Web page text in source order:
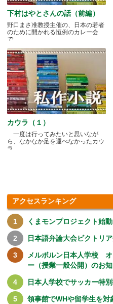
下村はやとさんの話（前編）
野口まさ准教授主催の、日本の若者
のために開かれる恒例のカレー会
で.....
カウラ（１）
一度は行ってみたいと思いなが
ら、なかなか足を運べなかったカウ
ラ.....
アクセスランキング
くまモンプロジェクト始動
日本語弁論大会ビクトリ
メルボルン日本人学校
ー（授業一般公開）のお
日本人学校でサッカー特
領事館でWHや留学生を